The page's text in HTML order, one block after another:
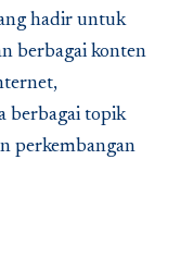
hadir untuk
berbagai konten
berbagai topik
perkembangan